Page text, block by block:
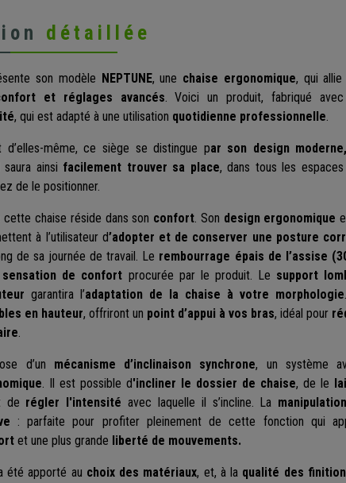
détaillée
son modèle NEPTUNE, une chaise ergonomique, qui allie
et réglages avancés. Voici un produit, fabriqué avec
, qui est adapté à une utilisation quotidienne professionnelle.
d’elles-même, ce siège se distingue par son design
ainsi facilement trouver sa place, dans tous les espaces
de le positionner.
chaise réside dans son confort. Son design ergonomique
à l’utilisateur d’adopter et de conserver une posture
de sa journée de travail. Le rembourrage épais de l’assise
sensation de confort procurée par le produit. Le support
garantira l’adaptation de la chaise à votre morphologie
en hauteur, offriront un point d’appui à vos bras, idéal pour
.
d’un mécanisme d’inclinaison synchrone, un système
. Il est possible d'incliner le dossier de chaise, de le
de régler l'intensité avec laquelle il s’incline. La
: parfaite pour profiter pleinement de cette fonction qui
et une plus grande liberté de mouvements.
été apporté au choix des matériaux, et, à la qualité des